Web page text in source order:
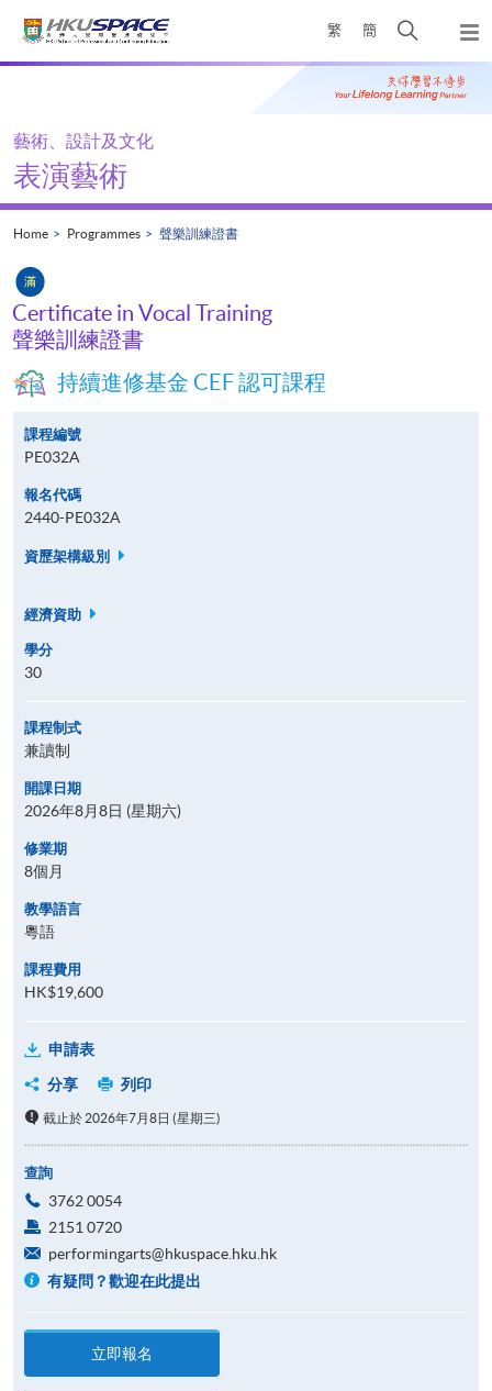
繁 簡
Open
search
panel
Main
藝術、設計及文化
表演藝術
Home Programmes 聲樂訓練證書
Certificate in Vocal Training
聲樂訓練證書
持續進修基金 CEF 認可課程
課程編號
PE032A
報名代碼
2440-PE032A
資歷架構級別
經濟資助
學分
30
課程制式
兼讀制
開課日期
2026年8月8日 (星期六)
修業期
8個月
教學語言
粵語
課程費用
HK$19,600
申請表
分享
列印
截止於 2026年7月8日 (星期三)
查詢
3762 0054
2151 0720
performingarts@hkuspace.hku.hk
有疑問？歡迎在此提出
立即報名